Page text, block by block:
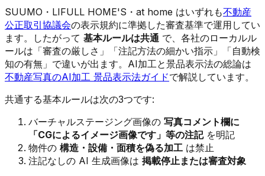
SUUMO・LIFULL HOME'S・at home はいずれも不動産
公正取引協議会の表示規約に準拠した審査基準で運用してい
ます。したがって 基本ルールは共通 で、各社のローカルル
ールは「審査の厳しさ」「注記方法の細かい指示」「自動検
知の有無」で違いが出ます。AI加工と景品表示法の総論は
不動産写真のAI加工 景品表示法ガイドで解説しています。
共通する基本ルールは次の3つです:
バーチャルステージング画像の 写真コメント欄に
「CGによるイメージ画像です」等の注記を明記
物件の 構造・設備・面積を偽る加工 は禁止
注記なしの AI 生成画像は 掲載停止または審査対象